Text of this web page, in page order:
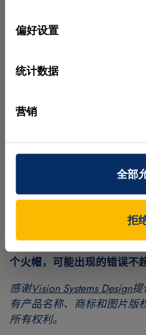
偏好设置
统计数据
营销
全部
拒
火帽的两个最大值与回
值。如果此平均值较小
且在允许公差范围内，
件通过；如果较大，则
“自动系统取代了对火帽进
能够对每个火帽进行 100%
个火帽，可能出现的错误不
感谢Vision Systems Design
有产品名称、商标和图片版
所有权利。